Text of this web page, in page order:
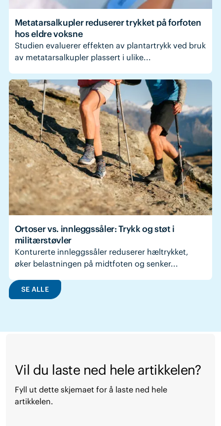
Metatarsalkupler reduserer trykket på forfoten
hos eldre voksne
Studien evaluerer effekten av plantartrykk ved bruk
av metatarsalkupler plassert i ulike...
Ortoser vs. innleggssåler: Trykk og støt i
militærstøvler
Konturerte innleggssåler reduserer hæltrykket,
øker belastningen på midtfoten og senker...
SE ALLE
Vil du laste ned hele artikkelen?
Fyll ut dette skjemaet for å laste ned hele
artikkelen.